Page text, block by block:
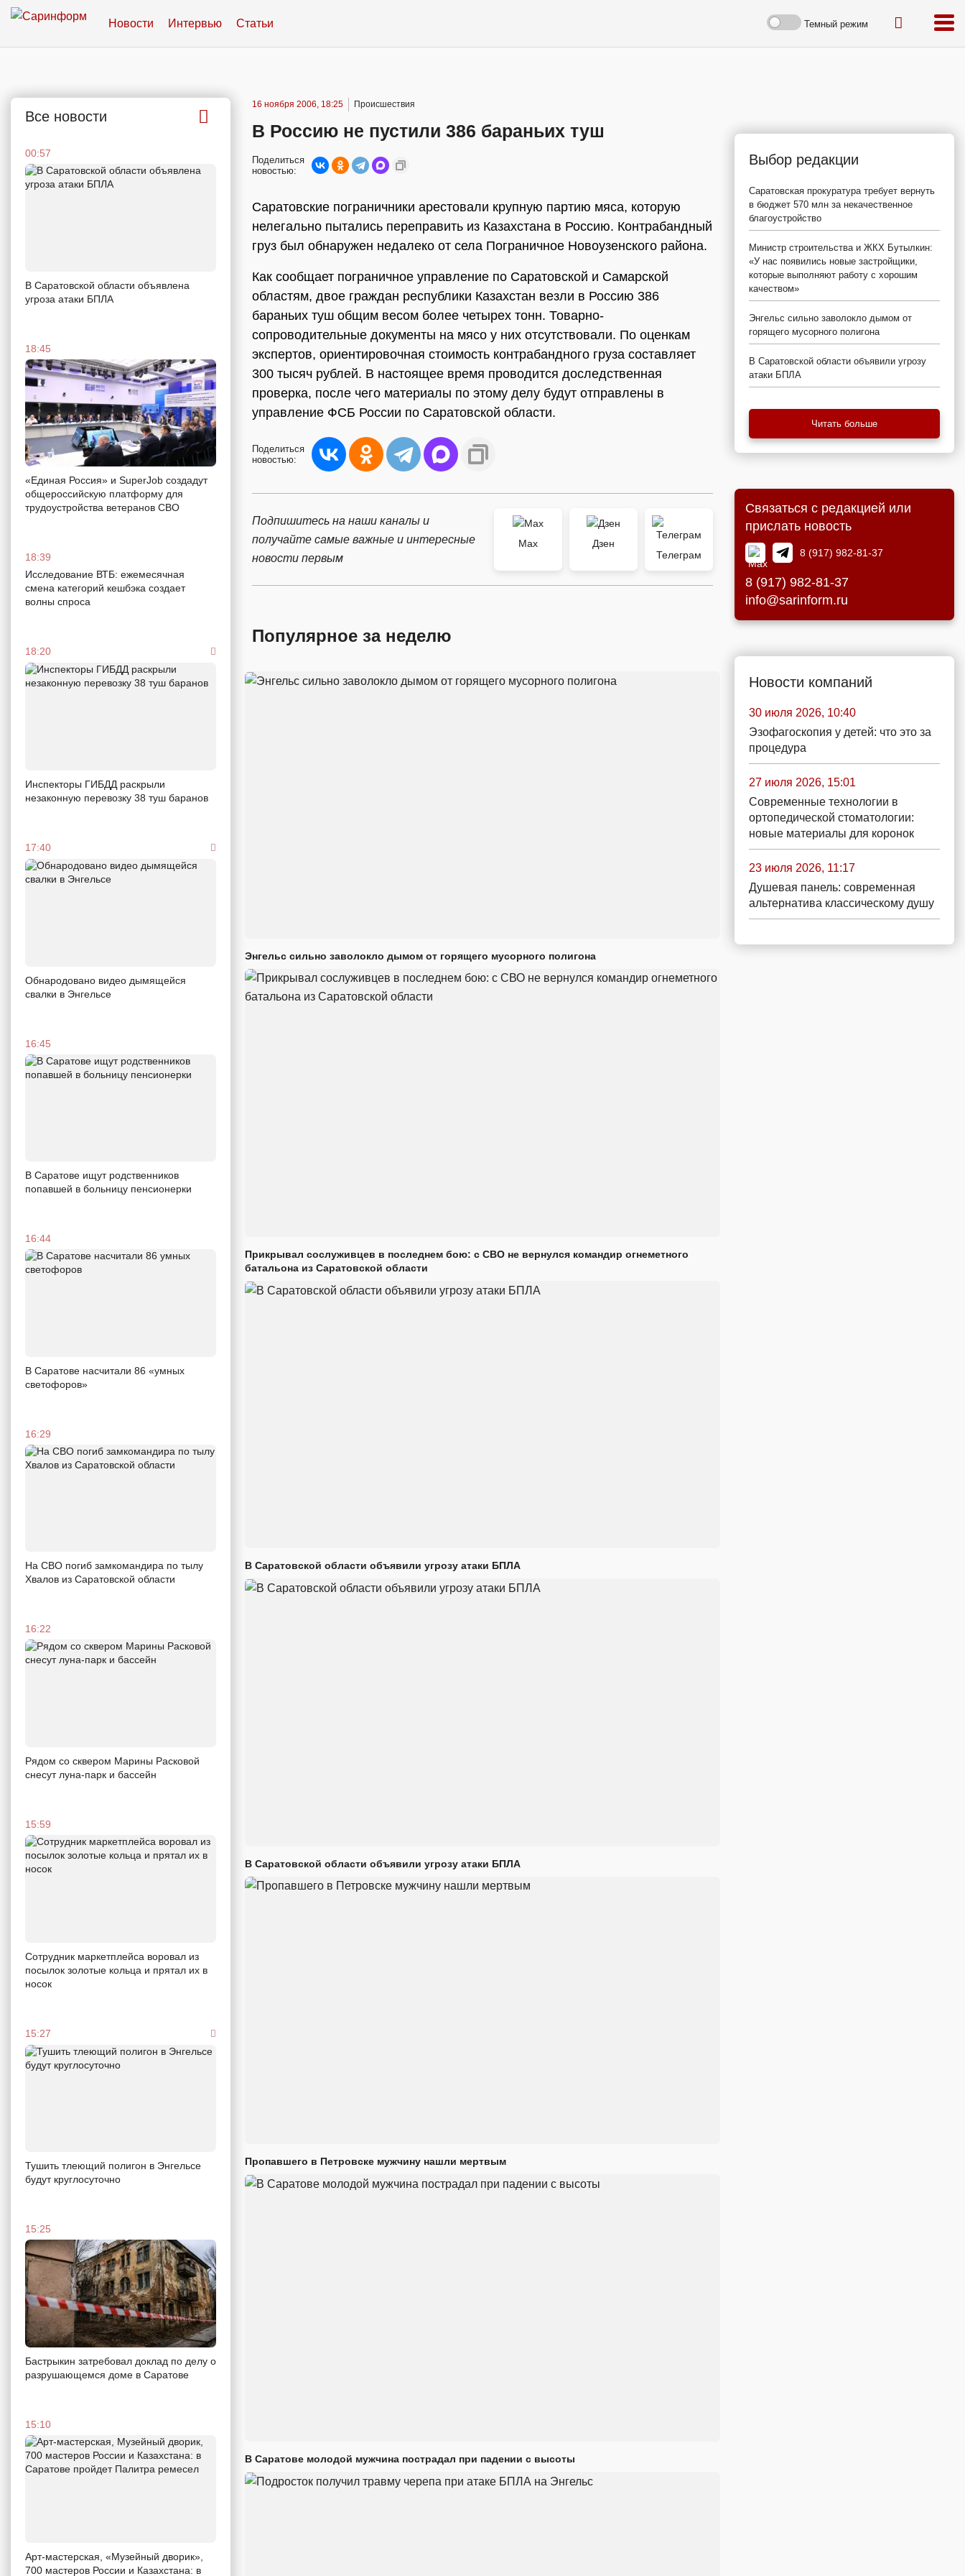
Новости Интервью Статьи Темный режим
Все новости
00:57
В Саратовской области объявлена
угроза атаки БПЛА
18:45
«Единая Россия» и SuperJob создадут
общероссийскую платформу для
трудоустройства ветеранов СВО
18:39
Исследование ВТБ: ежемесячная
смена категорий кешбэка создает
волны спроса
18:20
Инспекторы ГИБДД раскрыли
незаконную перевозку 38 туш баранов
17:40
Обнародовано видео дымящейся
свалки в Энгельсе
16:45
В Саратове ищут родственников
попавшей в больницу пенсионерки
16:44
В Саратове насчитали 86 «умных
светофоров»
16:29
На СВО погиб замкомандира по тылу
Хвалов из Саратовской области
16:22
Рядом со сквером Марины Расковой
снесут луна-парк и бассейн
15:59
Сотрудник маркетплейса воровал из
посылок золотые кольца и прятал их в
носок
15:27
Тушить тлеющий полигон в Энгельсе
будут круглосуточно
15:25
Бастрыкин затребовал доклад по делу о
разрушающемся доме в Саратове
15:10
Арт-мастерская, «Музейный дворик»,
700 мастеров России и Казахстана: в
16 ноября 2006, 18:25 Происшествия
В Россию не пустили 386 бараньих туш
Поделиться
новостью:
Саратовские пограничники арестовали крупную партию мяса, которую
нелегально пытались переправить из Казахстана в Россию. Контрабандный
груз был обнаружен недалеко от села Пограничное Новоузенского района.
Как сообщает пограничное управление по Саратовской и Самарской
областям, двое граждан республики Казахстан везли в Россию 386
бараньих туш общим весом более четырех тонн. Товарно-
сопроводительные документы на мясо у них отсутствовали. По оценкам
экспертов, ориентировочная стоимость контрабандного груза составляет
300 тысяч рублей. В настоящее время проводится доследственная
проверка, после чего материалы по этому делу будут отправлены в
управление ФСБ России по Саратовской области.
Поделиться
новостью:
Подпишитесь на наши каналы и
получайте самые важные и интересные
новости первым
Max
Дзен
Телеграм
Популярное за неделю
Энгельс сильно заволокло дымом от горящего мусорного полигона
Прикрывал сослуживцев в последнем бою: с СВО не вернулся командир огнеметного
батальона из Саратовской области
В Саратовской области объявили угрозу атаки БПЛА
В Саратовской области объявили угрозу атаки БПЛА
Пропавшего в Петровске мужчину нашли мертвым
В Саратове молодой мужчина пострадал при падении с высоты
Выбор редакции
Саратовская прокуратура требует вернуть
в бюджет 570 млн за некачественное
благоустройство
Министр строительства и ЖКХ Бутылкин:
«У нас появились новые застройщики,
которые выполняют работу с хорошим
качеством»
Энгельс сильно заволокло дымом от
горящего мусорного полигона
В Саратовской области объявили угрозу
атаки БПЛА
Читать больше
Связаться с редакцией или
прислать новость
8 (917) 982-81-37
8 (917) 982-81-37
info@sarinform.ru
Новости компаний
30 июля 2026, 10:40
Эзофагоскопия у детей: что это за
процедура
27 июля 2026, 15:01
Современные технологии в
ортопедической стоматологии:
новые материалы для коронок
23 июля 2026, 11:17
Душевая панель: современная
альтернатива классическому душу